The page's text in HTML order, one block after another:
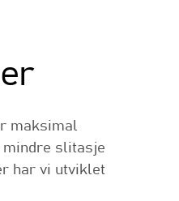
maksimal
mindre slitasje
har vi utviklet